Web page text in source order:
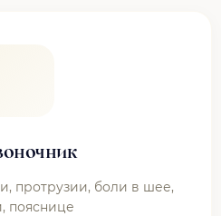
протрузии, боли в шее,
пояснице